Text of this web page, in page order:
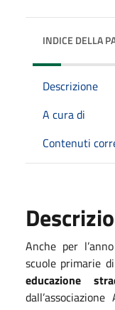
INDICE DELLA
Descrizione
A cura di
Contenuti
Anche per
scuole primarie
educazione